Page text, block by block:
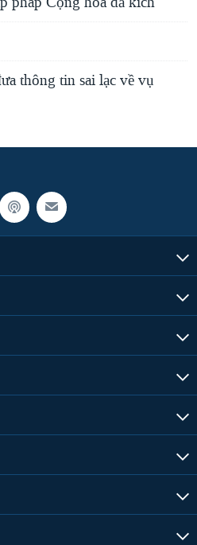
thông tin sai lạc về vụ